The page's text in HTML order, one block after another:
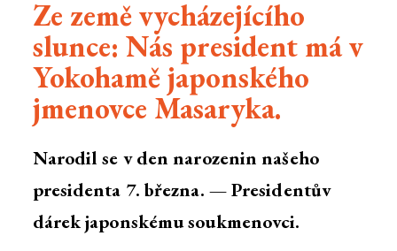
Ze země vycházejícího
slunce: Nás president má v
Yokohamě japonského
jmenovce Masaryka.
Narodil se v den narozenin našeho
presidenta 7. března. — Presidentův
dárek japonskému soukmenovci.